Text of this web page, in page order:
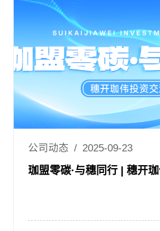
公司动态 / 2025-09-23